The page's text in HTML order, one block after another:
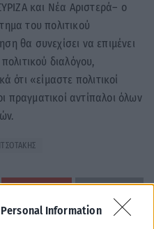
Information
και Νέα Αριστερά– ο
του πολιτικού
θα συνεχίσει να επιμένει
διαλόγου,
ότι «είμαστε πολιτικοί
πραγματικοί αντίπαλοι όλων